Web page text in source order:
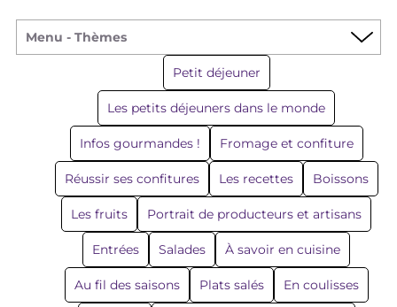
Menu - Thèmes
Petit déjeuner
Les petits déjeuners dans le monde
Infos gourmandes ! Fromage et confiture
Réussir ses confitures Les recettes Boissons
Les fruits Portrait de producteurs et artisans
Entrées Salades À savoir en cuisine
Au fil des saisons Plats salés En coulisses